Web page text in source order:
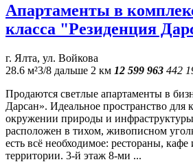
Апартаменты в
класса "Резиденция
г. Ялта, ул. Войкова
28.6 м²3/8 дальше 2 км 12 599 963 442
Продаются светлые апартаменты в
Дарсан». Идеальное пространство
окружении природы и
расположен в тихом, живописном
есть всё необходимое: рестораны,
территории. 3-й этаж 8-ми ...